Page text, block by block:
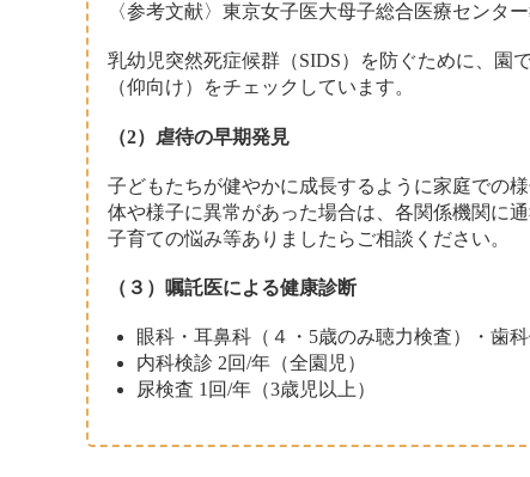
〈参考文献〉東京女子医大母子総合医療センタ
乳幼児突然死症候群（SIDS）を防ぐために、園
（仰向け）をチェックしています。
（2）虐待の早期発見
子どもたちが健やかに成長するように家庭での
体や様子に異常があった場合は、各関係機関に
子育ての悩み等ありましたらご相談ください。
（３）嘱託医による健康診断
眼科・耳鼻科（４・5歳のみ聴力検査）・歯科
内科検診 2回/年（全園児）
尿検査 1回/年（3歳児以上）